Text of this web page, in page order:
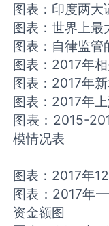
图表：印度两大
图表：世界上最
图表：自律监管
图表：2017年
图表：2017年
图表：2017年
图表：2015-
模情况表
图表：2017年
图表：2017年
资金额图